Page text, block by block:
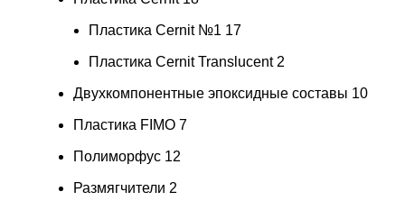
Пластика Cernit №1 17
Пластика Cernit Translucent 2
Двухкомпонентные эпоксидные составы 10
Пластика FIMO 7
Полиморфус 12
Размягчители 2